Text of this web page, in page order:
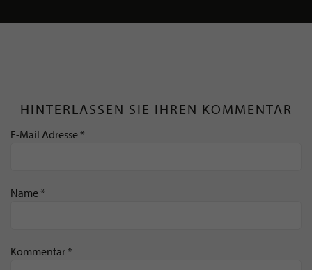
HINTERLASSEN SIE IHREN KOMMENTAR
E-Mail Adresse *
Name *
Kommentar *